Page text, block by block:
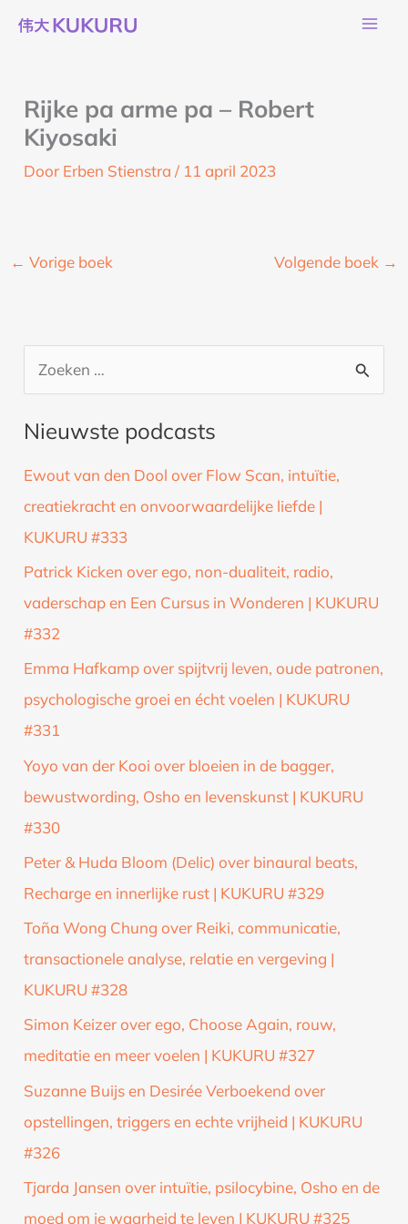
naar
Rijke pa arme pa – Robert
Kiyosaki
Door Erben Stienstra/ 11 april 2023
← Vorige boek Volgende boek →
e
k
a
Nieuwste podcasts
Ewout van den Dool over Flow Scan, intuïtie,
creatiekracht en onvoorwaardelijke liefde |
KUKURU #333
Patrick Kicken over ego, non-dualiteit, radio,
vaderschap en Een Cursus in Wonderen | KUKURU
#332
Emma Hafkamp over spijtvrij leven, oude patronen,
psychologische groei en écht voelen | KUKURU
#331
Yoyo van der Kooi over bloeien in de bagger,
bewustwording, Osho en levenskunst | KUKURU
#330
Peter & Huda Bloom (Delic) over binaural beats,
Recharge en innerlijke rust | KUKURU #329
Toña Wong Chung over Reiki, communicatie,
transactionele analyse, relatie en vergeving |
KUKURU #328
Simon Keizer over ego, Choose Again, rouw,
meditatie en meer voelen | KUKURU #327
Suzanne Buijs en Desirée Verboekend over
opstellingen, triggers en echte vrijheid | KUKURU
#326
Tjarda Jansen over intuïtie, psilocybine, Osho en de
moed om je waarheid te leven | KUKURU #325